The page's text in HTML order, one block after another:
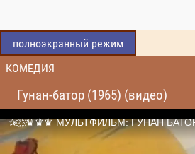
полноэкранный режим
КОМЕДИЯ
Гунан-батор (1965) (видео)